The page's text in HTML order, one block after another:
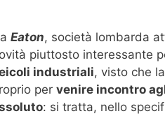
Eaton, società lombarda
piuttosto interessante
industriali, visto che
per venire incontro
: si tratta, nello